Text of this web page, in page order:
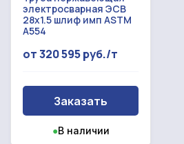
электросварная ЭСВ
28x1.5 шлиф имп ASTM
A554
от 320 595 руб./т
Заказать
●В наличии